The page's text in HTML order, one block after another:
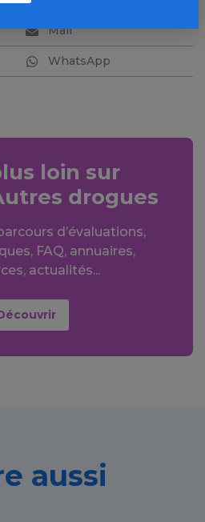
Mail
WhatsApp
loin sur
drogues
d’évaluations,
FAQ, annuaires,
actualités...
aussi